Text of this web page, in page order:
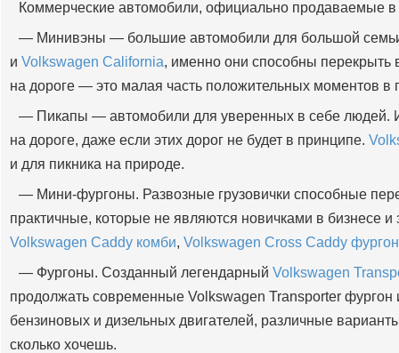
Коммерческие автомобили, официально продаваемые
— Минивэны — большие автомобили для большой
и Volkswagen California, именно они способны перекрыть
на дороге — это малая часть положительных моментов в
— Пикапы — автомобили для уверенных в себе людей.
на дороге, даже если этих дорог не будет в принципе.
и для пикника на природе.
— Мини-фургоны. Развозные грузовички способные
практичные, которые не являются новичками в бизнесе
Volkswagen Caddy комби, Volkswagen Cross Caddy фургон
— Фургоны. Созданный легендарный Volkswagen
продолжать современные Volkswagen Transporter фургон
бензиновых и дизельных двигателей, различные
сколько хочешь.